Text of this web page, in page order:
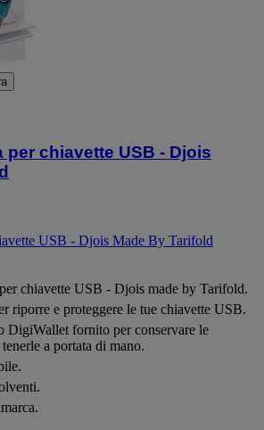
per chiavette USB - Djois
USB - Djois Made By Tarifold
chiavette USB - Djois made by Tarifold.
riporre e proteggere le tue chiavette USB.
DigiWallet fornito per conservare le
a portata di mano.